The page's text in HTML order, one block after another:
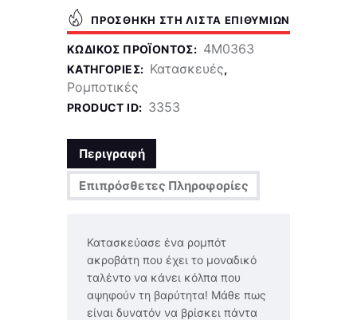
ΠΡΟΣΘΉΚΗ ΣΤΗ ΛΊΣΤΑ ΕΠΙΘΥΜΙΏΝ
ΚΩΔΙΚΌΣ ΠΡΟΪΌΝΤΟΣ: 4M0363
ΚΑΤΗΓΟΡΊΕΣ: Κατασκευές,
Ρομποτικές
PRODUCT ID: 3353
Περιγραφή
Επιπρόσθετες Πληροφορίες
Κατασκεύασε ένα ρομπότ
ακροβάτη που έχει το μοναδικό
ταλέντο να κάνει κόλπα που
αψηφούν τη βαρύτητα! Μάθε πως
είναι δυνατόν να βρίσκει πάντα